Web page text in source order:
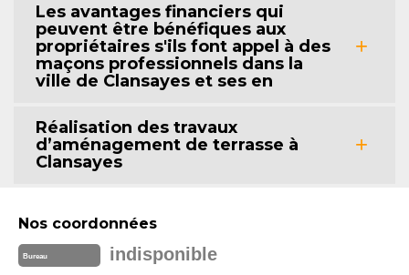
Les avantages financiers qui
peuvent être bénéfiques aux
propriétaires s'ils font appel à des
maçons professionnels dans la
ville de Clansayes et ses en
Réalisation des travaux
d’aménagement de terrasse à
Clansayes
Nos coordonnées
Bureau indisponible